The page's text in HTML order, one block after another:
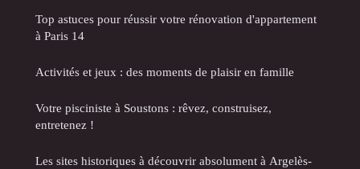
Top astuces pour réussir votre rénovation d'appartement
à Paris 14
Activités et jeux : des moments de plaisir en famille
Votre pisciniste à Soustons : rêvez, construisez,
entretenez !
Les sites historiques à découvrir absolument à Argelès-